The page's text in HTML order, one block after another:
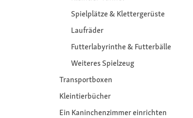
Spielplätze & Klettergerüste
Laufräder
Futterlabyrinthe & Futterbälle
Weiteres Spielzeug
Transportboxen
Kleintierbücher
Ein Kaninchenzimmer einrichten